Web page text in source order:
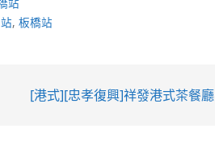
,板橋站
[港式][忠孝復興]祥發港式茶餐廳